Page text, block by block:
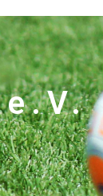
e.V.